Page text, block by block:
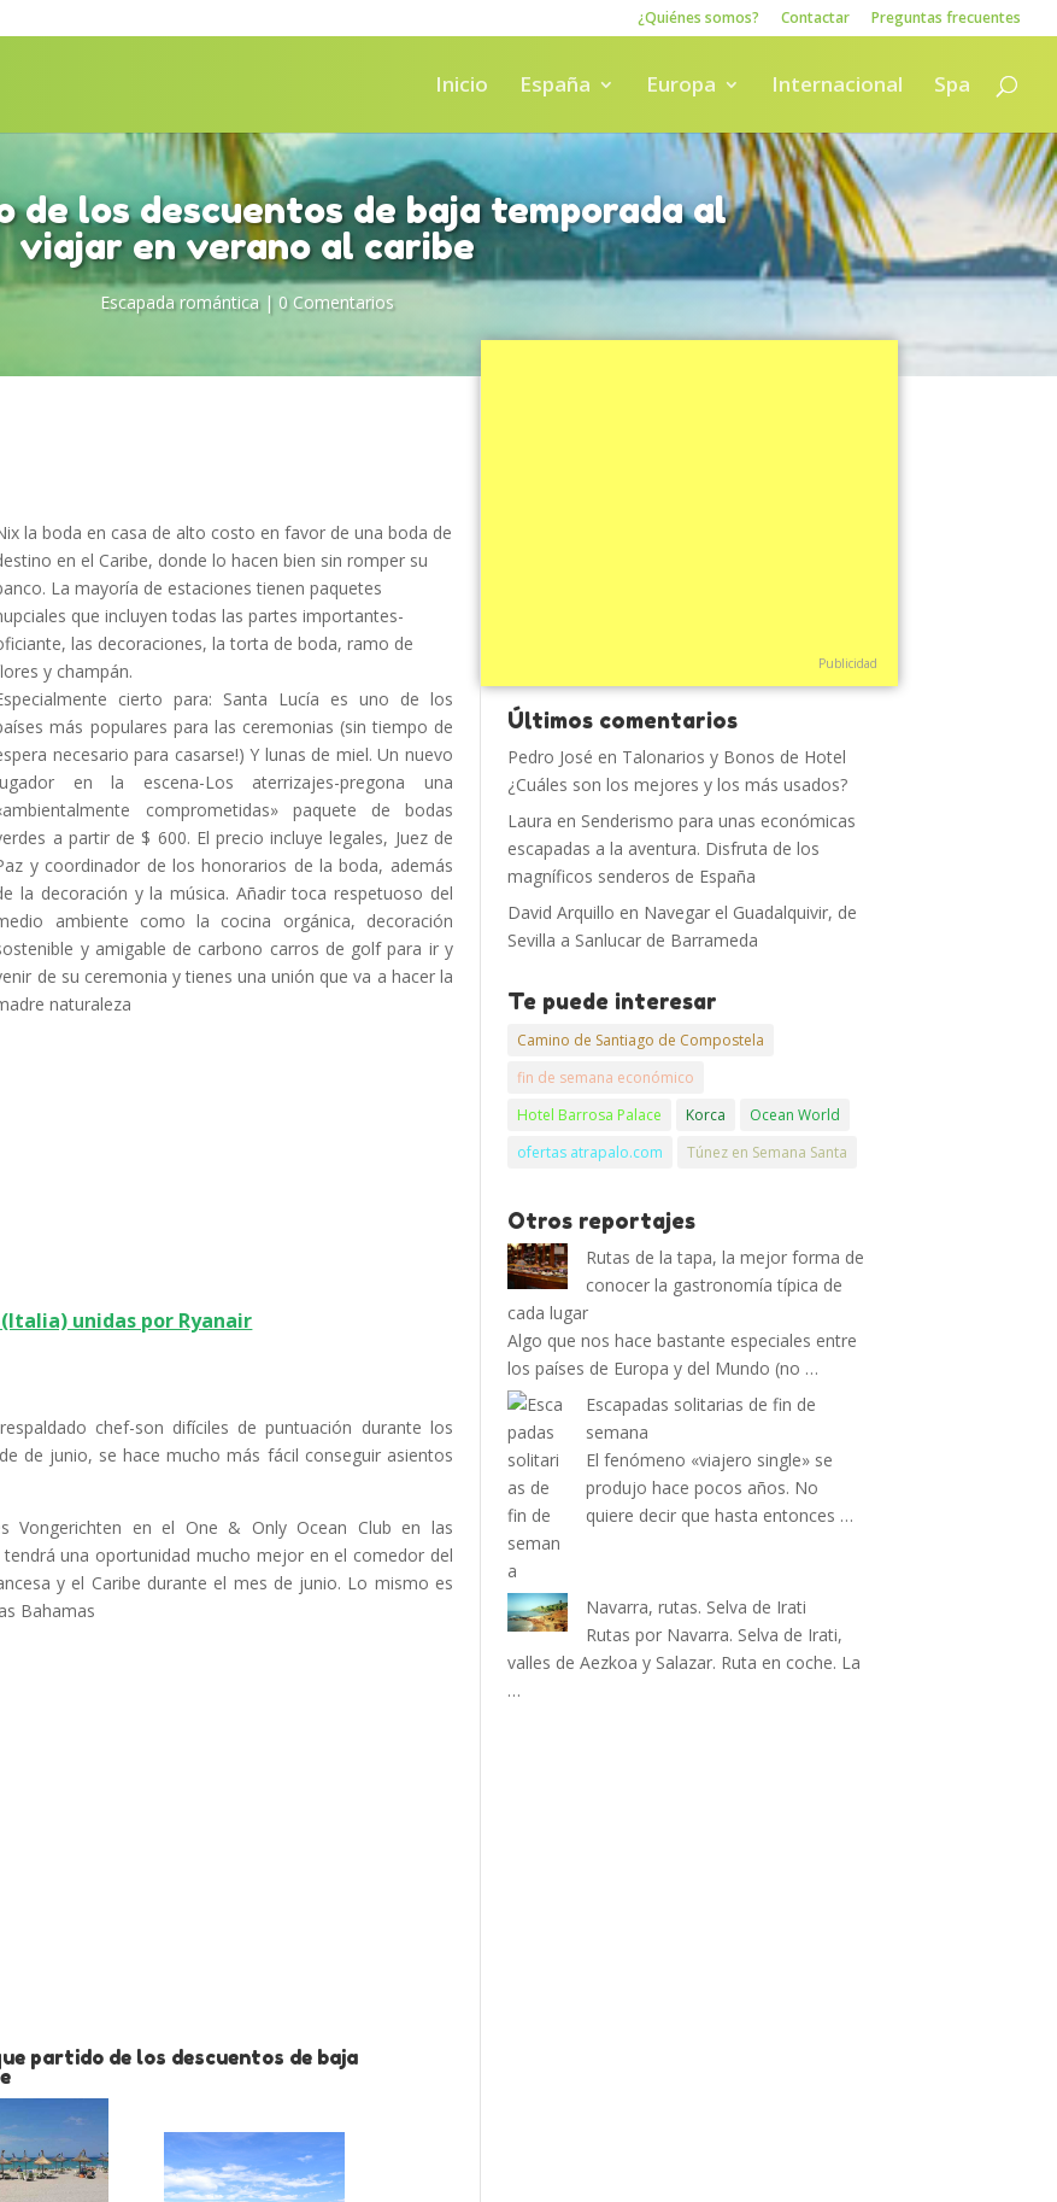
¿Quiénes somos? Contactar Preguntas frecuentes
Inicio España Europa Internacional Spa
de los descuentos de baja temporada al
viajar en verano al caribe
Escapada romántica| 0 Comentarios
la boda en casa de alto costo en favor de una boda de
en el Caribe, donde lo hacen bien sin romper su
La mayoría de estaciones tienen paquetes
que incluyen todas las partes importantes-
las decoraciones, la torta de boda, ramo de
y champán.
cierto para: Santa Lucía es uno de los
más populares para las ceremonias (sin tiempo de
necesario para casarse!) Y lunas de miel. Un nuevo
en la escena-Los aterrizajes-pregona una
comprometidas» paquete de bodas
a partir de $ 600. El precio incluye legales, Juez de
y coordinador de los honorarios de la boda, además
la decoración y la música. Añadir toca respetuoso del
ambiente como la cocina orgánica, decoración
y amigable de carbono carros de golf para ir y
de su ceremonia y tienes una unión que va a hacer la
naturaleza
unidas por Ryanair
chef-son difíciles de puntuación durante los
de junio, se hace mucho más fácil conseguir asientos
Vongerichten en el One & Only Ocean Club en las
tendrá una oportunidad mucho mejor en el comedor del
y el Caribe durante el mes de junio. Lo mismo es
Bahamas
partido de los descuentos de baja
Publicidad
Últimos comentarios
Pedro José en Talonarios y Bonos de Hotel
¿Cuáles son los mejores y los más usados?
Laura en Senderismo para unas económicas
escapadas a la aventura. Disfruta de los
magníficos senderos de España
David Arquillo en Navegar el Guadalquivir, de
Sevilla a Sanlucar de Barrameda
Te puede interesar
Camino de Santiago de Compostela
fin de semana económico
Hotel Barrosa Palace
Korca
Ocean World
ofertas atrapalo.com
Túnez en Semana Santa
Otros reportajes
Rutas de la tapa, la mejor forma de
conocer la gastronomía típica de
cada lugar
Algo que nos hace bastante especiales entre
los países de Europa y del Mundo (no …
Escapadas solitarias de fin de
semana
El fenómeno «viajero single» se
produjo hace pocos años. No
quiere decir que hasta entonces …
Navarra, rutas. Selva de Irati
Rutas por Navarra. Selva de Irati,
valles de Aezkoa y Salazar. Ruta en coche. La
…